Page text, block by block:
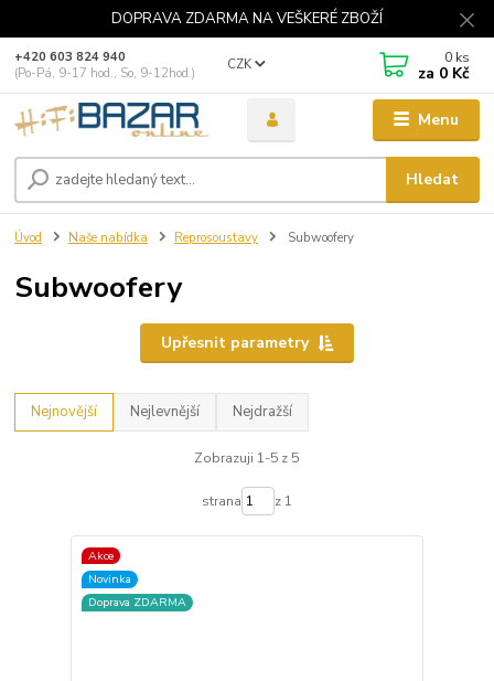
DOPRAVA ZDARMA NA VEŠKERÉ ZBOŽÍ
Menu
CZK
Hledat
+420 603 824 940
(Po-Pá, 9-17 hod., So, 9-12hod.)
0 ks
za 0 Kč
Úvod Naše nabídka Reprosoustavy Subwoofery
Subwoofery
Upřesnit parametry
Nejnovější Nejlevnější Nejdražší
Zobrazuji 1-5 z 5
strana z 1
Akce
Novinka
Doprava ZDARMA